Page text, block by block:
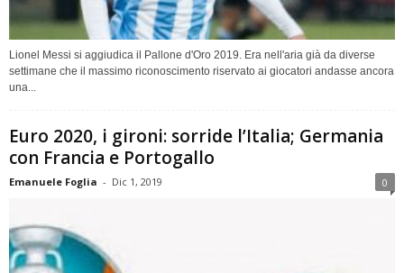
Lionel Messi si aggiudica il Pallone d'Oro 2019. Era nell'aria già da diverse
settimane che il massimo riconoscimento riservato ai giocatori andasse ancora
una...
Euro 2020, i gironi: sorride l’Italia; Germania
con Francia e Portogallo
Emanuele Foglia - Dic 1, 2019 0